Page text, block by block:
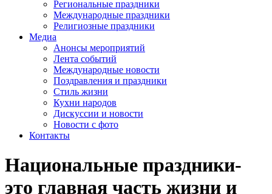
Региональные праздники
Международные праздники
Религиозные праздники
Медиа
Анонсы мероприятий
Лента событий
Международные новости
Поздравления и праздники
Cтиль жизни
Кухни народов
Дискуссии и новости
Новости с фото
Контакты
Национальные праздники-
это главная часть жизни и